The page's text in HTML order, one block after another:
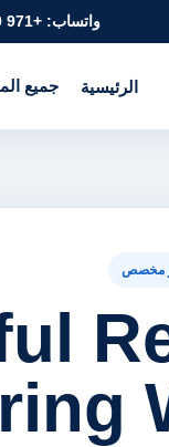
واتساب: +971 50 599 2087
الرئيسية جميع
مخصص